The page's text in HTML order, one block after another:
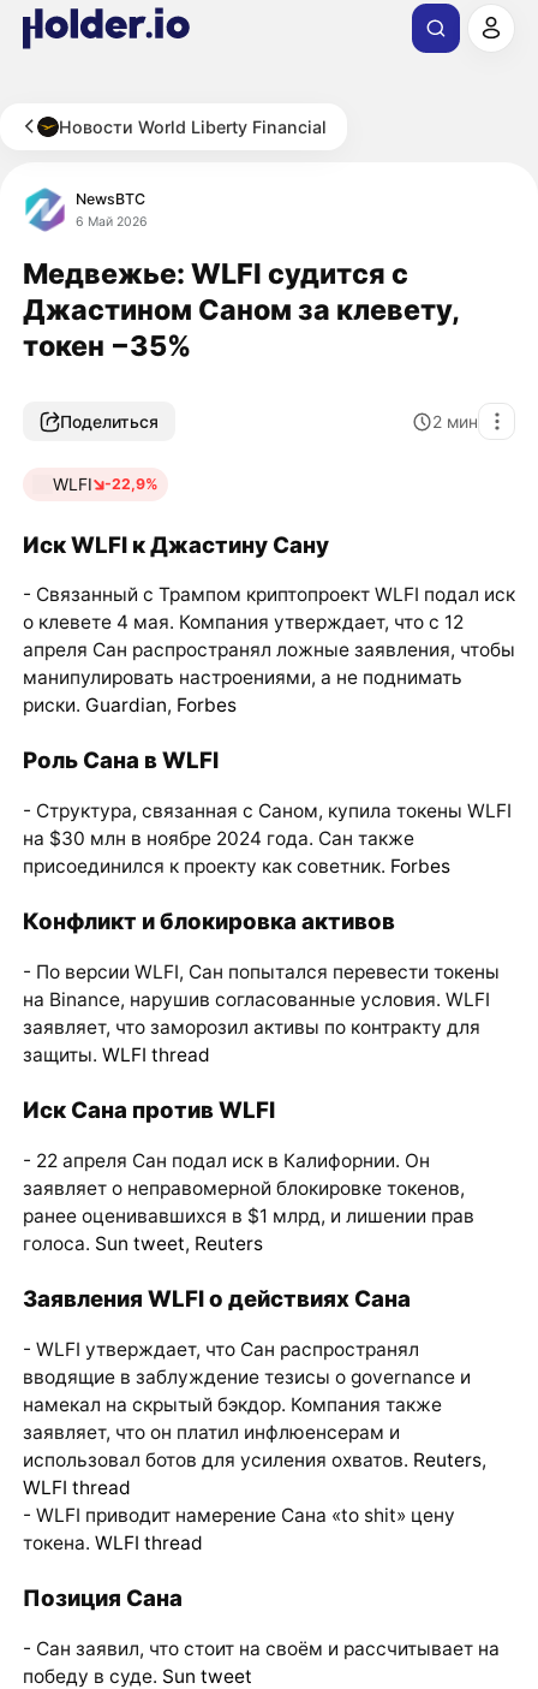
Новости World Liberty Financial
NewsBTC
6 Май 2026
Медвежье: WLFI судится с
Джастином Саном за клевету,
токен −35%
Поделиться 2 мин
WLFI -22,9%
Иск WLFI к Джастину Сану
- Связанный с Трампом криптопроект WLFI подал иск
о клевете 4 мая. Компания утверждает, что с 12
апреля Сан распространял ложные заявления, чтобы
манипулировать настроениями, а не поднимать
риски. Guardian, Forbes
Роль Сана в WLFI
- Структура, связанная с Саном, купила токены WLFI
на $30 млн в ноябре 2024 года. Сан также
присоединился к проекту как советник. Forbes
Конфликт и блокировка активов
- По версии WLFI, Сан попытался перевести токены
на Binance, нарушив согласованные условия. WLFI
заявляет, что заморозил активы по контракту для
защиты. WLFI thread
Иск Сана против WLFI
- 22 апреля Сан подал иск в Калифорнии. Он
заявляет о неправомерной блокировке токенов,
ранее оценивавшихся в $1 млрд, и лишении прав
голоса. Sun tweet, Reuters
Заявления WLFI о действиях Сана
- WLFI утверждает, что Сан распространял
вводящие в заблуждение тезисы о governance и
намекал на скрытый бэкдор. Компания также
заявляет, что он платил инфлюенсерам и
использовал ботов для усиления охватов. Reuters,
WLFI thread
- WLFI приводит намерение Сана «to shit» цену
токена. WLFI thread
Позиция Сана
- Сан заявил, что стоит на своём и рассчитывает на
победу в суде. Sun tweet